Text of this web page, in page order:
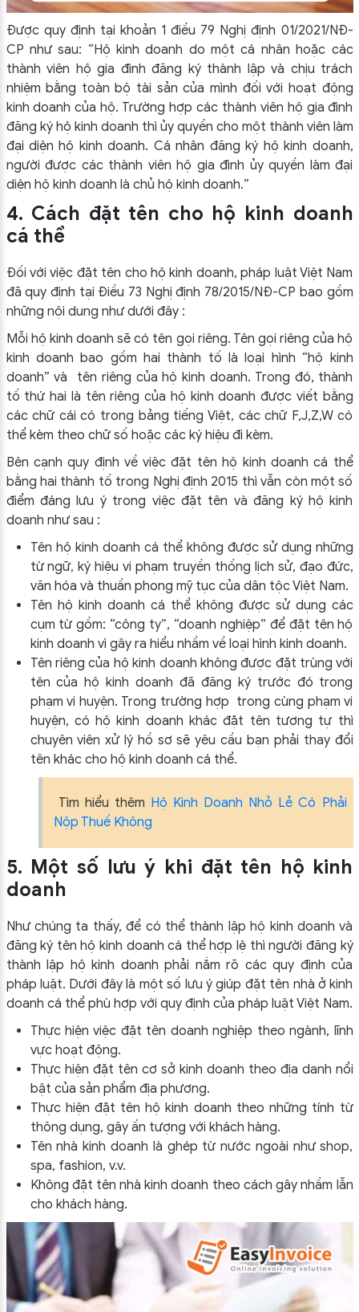
Được quy định tại khoản 1 điều 79 Nghị định 01/2021/NĐ-
CP như sau: “Hộ kinh doanh do một cá nhân hoặc các
thành viên hộ gia đình đăng ký thành lập và chịu trách
nhiệm bằng toàn bộ tài sản của mình đối với hoạt động
kinh doanh của hộ. Trường hợp các thành viên hộ gia đình
đăng ký hộ kinh doanh thì ủy quyền cho một thành viên làm
đại diện hộ kinh doanh. Cá nhân đăng ký hộ kinh doanh,
người được các thành viên hộ gia đình ủy quyền làm đại
diện hộ kinh doanh là chủ hộ kinh doanh.”
4. Cách đặt tên cho hộ kinh doanh
cá thể
Đối với việc đặt tên cho hộ kinh doanh, pháp luật Việt Nam
đã quy định tại Điều 73 Nghị định 78/2015/NĐ-CP bao gồm
những nội dung như dưới đây :
Mỗi hộ kinh doanh sẽ có tên gọi riêng. Tên gọi riêng của hộ
kinh doanh bao gồm hai thành tố là loại hình “hộ kinh
doanh” và tên riêng của hộ kinh doanh. Trong đó, thành
tố thứ hai là tên riêng của hộ kinh doanh được viết bằng
các chữ cái có trong bảng tiếng Việt, các chữ F,J,Z,W có
thể kèm theo chữ số hoặc các ký hiệu đi kèm.
Bên cạnh quy định về việc đặt tên hộ kinh doanh cá thể
bằng hai thành tố trong Nghị định 2015 thì vẫn còn một số
điểm đáng lưu ý trong việc đặt tên và đăng ký hộ kinh
doanh như sau :
Tên hộ kinh doanh cá thể không được sử dụng những
từ ngữ, ký hiệu vi phạm truyền thống lịch sử, đạo đức,
văn hóa và thuần phong mỹ tục của dân tộc Việt Nam.
Tên hộ kinh doanh cá thể không được sử dụng các
cụm từ gồm: “công ty”, “doanh nghiệp” để đặt tên hộ
kinh doanh vì gây ra hiểu nhầm về loại hình kinh doanh.
Tên riêng của hộ kinh doanh không được đặt trùng với
tên của hộ kinh doanh đã đăng ký trước đó trong
phạm vi huyện. Trong trường hợp trong cùng phạm vi
huyện, có hộ kinh doanh khác đặt tên tương tự thì
chuyên viên xử lý hồ sơ sẽ yêu cầu bạn phải thay đổi
tên khác cho hộ kinh doanh cá thể.
Tìm hiểu thêm Hộ Kinh Doanh Nhỏ Lẻ Có Phải
Nộp Thuế Không
5. Một số lưu ý khi đặt tên hộ kinh
doanh
Như chúng ta thấy, để có thể thành lập hộ kinh doanh và
đăng ký tên hộ kinh doanh cá thể hợp lệ thì người đăng ký
thành lập hộ kinh doanh phải nắm rõ các quy định của
pháp luật. Dưới đây là một số lưu ý giúp đặt tên nhà ở kinh
doanh cá thể phù hợp với quy định của pháp luật Việt Nam.
Thực hiện việc đặt tên doanh nghiệp theo ngành, lĩnh
vực hoạt động.
Thực hiện đặt tên cơ sở kinh doanh theo địa danh nổi
bật của sản phẩm địa phương.
Thực hiện đặt tên hộ kinh doanh theo những tính từ
thông dụng, gây ấn tượng với khách hàng.
Tên nhà kinh doanh là ghép từ nước ngoài như shop,
spa, fashion, v.v.
Không đặt tên nhà kinh doanh theo cách gây nhầm lẫn
cho khách hàng.